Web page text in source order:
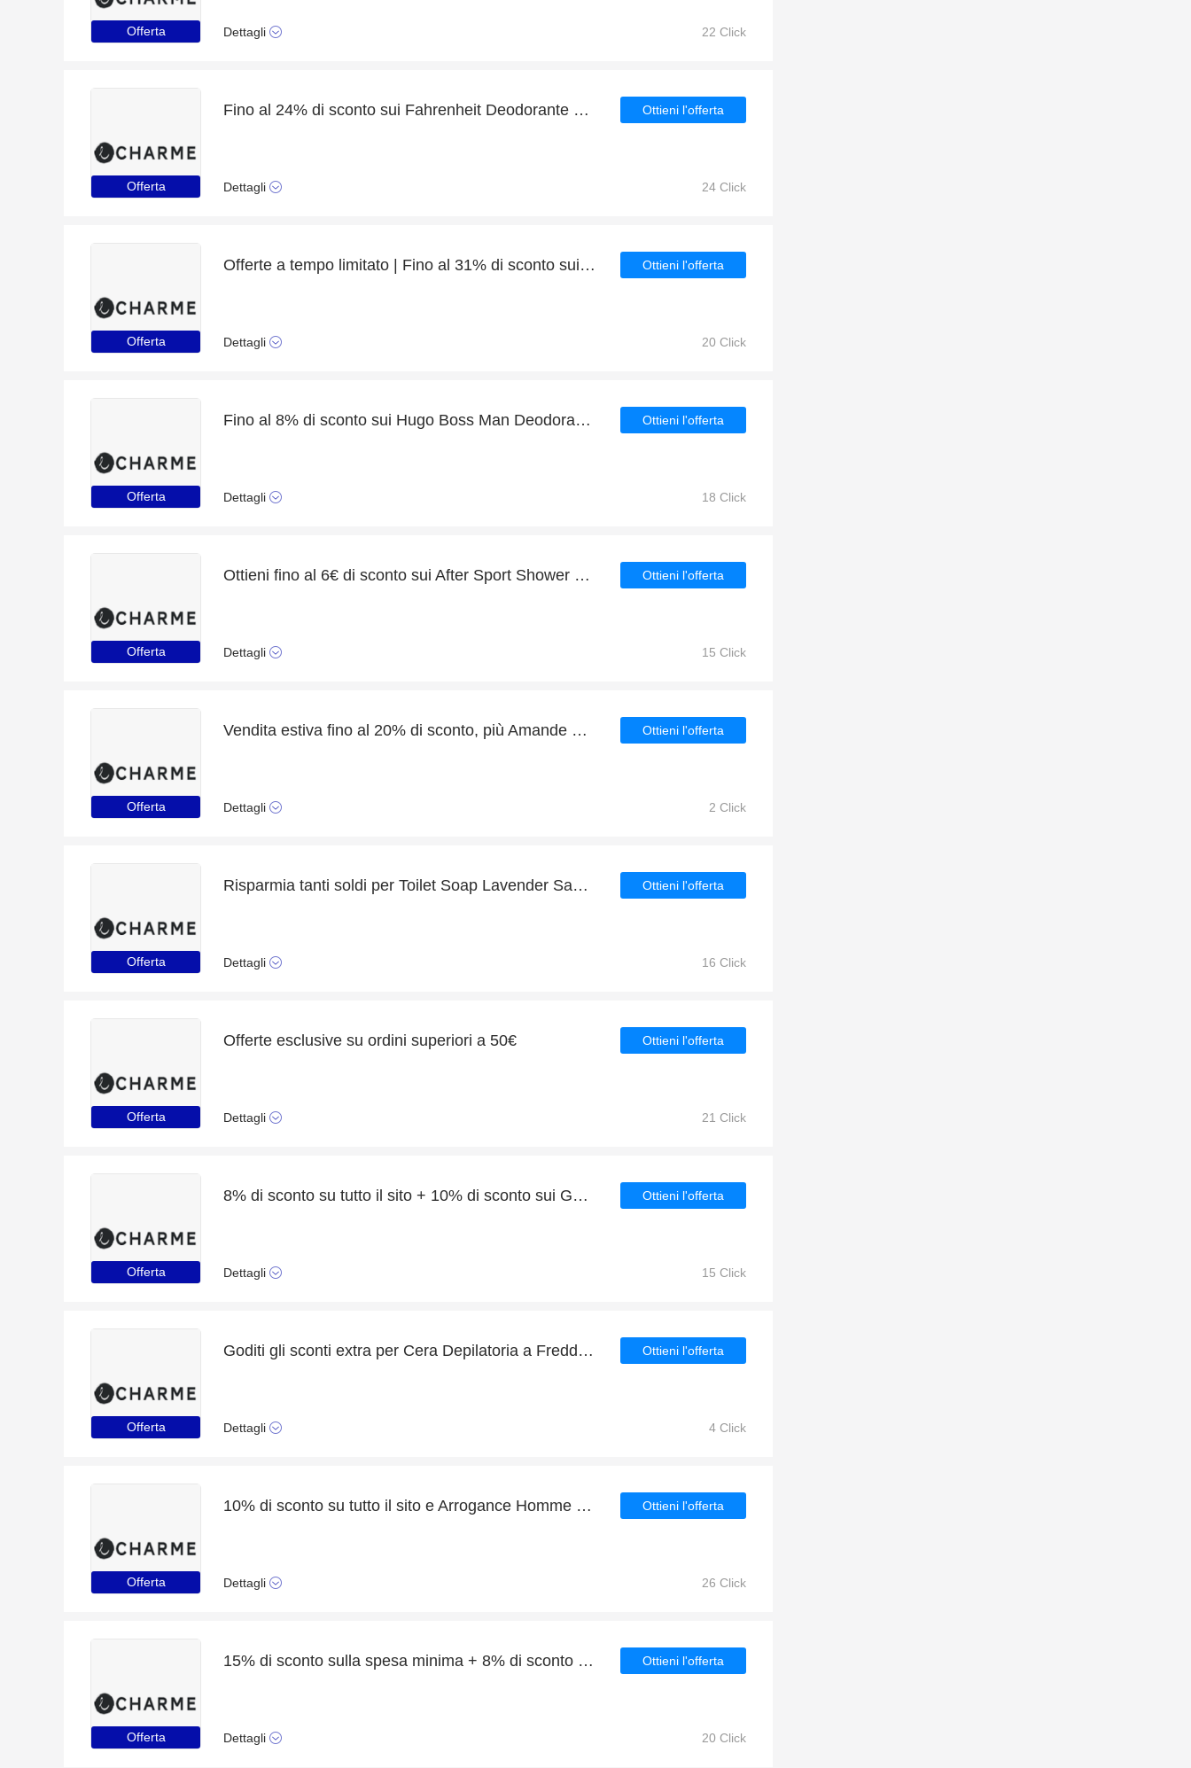
Offerta Dettagli 22 Click
Offerta
Fino al 24% di sconto sui Fahrenheit Deodorante 150 ml per un tempo limitato
Dettagli
Ottieni l'offerta
24 Click
Offerta
Offerte a tempo limitato | Fino al 31% di sconto sui Arrogance Passion Toilette Shower Gel 400ml + Deo Spray 150ml
Dettagli
Ottieni l'offerta
20 Click
Offerta
Fino al 8% di sconto sui Hugo Boss Man Deodorante 75 ml
Dettagli
Ottieni l'offerta
18 Click
Offerta
Ottieni fino al 6€ di sconto sui After Sport Shower Gel 250 ml Uomo
Dettagli
Ottieni l'offerta
15 Click
Offerta
Vendita estiva fino al 20% di sconto, più Amande Olio Doccia 500 ml con 5% di sconto
Dettagli
Ottieni l'offerta
2 Click
Offerta
Risparmia tanti soldi per Toilet Soap Lavender Saponetta Profumata 125 gr con le offerte quotidiane
Dettagli
Ottieni l'offerta
16 Click
Offerta
Offerte esclusive su ordini superiori a 50€
Dettagli
Ottieni l'offerta
21 Click
Offerta
8% di sconto su tutto il sito + 10% di sconto sui Gel Aloe Idratante Corpo 300 ml
Dettagli
Ottieni l'offerta
15 Click
Offerta
Goditi gli sconti extra per Cera Depilatoria a Freddo 350 ml
Dettagli
Ottieni l'offerta
4 Click
Offerta
10% di sconto su tutto il sito e Arrogance Homme Bagnoschiuma 400 ml con 9% di sconto
Dettagli
Ottieni l'offerta
26 Click
Offerta
15% di sconto sulla spesa minima + 8% di sconto sui Sauvage Deodorante 150 ml
Dettagli
Ottieni l'offerta
20 Click